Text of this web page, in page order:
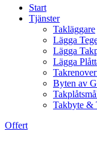
Start
Tjänster
Takläggare
Lägga
Lägga
Lägga
Byten av
Takbyte &
Offert